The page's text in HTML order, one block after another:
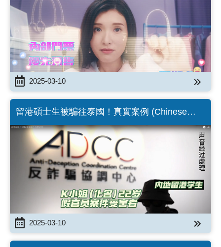
2025-03-10
留港碩士生被騙往泰國！真實案例 (Chinese
Version only)
2025-03-10